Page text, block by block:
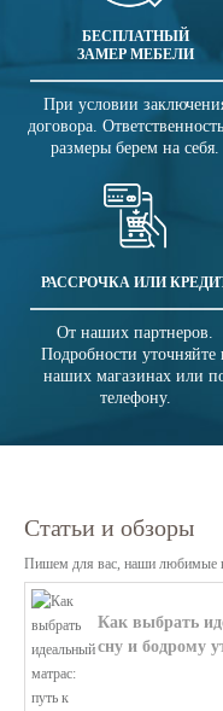
БЕСПЛАТНЫЙ
ЗАМЕР МЕБЕЛИ
При условии
договора.
размеры берем на себя.
РАССРОЧКА ИЛИ
От наших партнеров.
Подробности уточняйте
наших магазинах или
телефону.
Статьи и обзоры
Пишем для вас, наши любимые
Как выбрать
сну и бодрому